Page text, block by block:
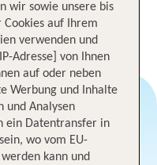
wir sowie unsere bis
auf Ihrem
verwenden und
Adresse] von Ihnen
auf oder neben
Werbung und Inhalte
und Analysen
ein Datentransfer in
wo vom EU-
kann und